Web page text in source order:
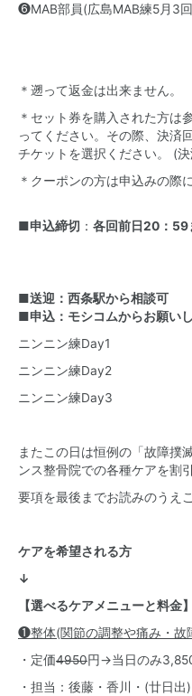
❻MAB部員(広島MAB練5月3
＊遡って返金は出来ません。
＊セット券を購入された方は
ってください。その際、決済
チケットを選択ください。 (
＊クーポンの方は申込みの際
■申込締切 ： 各回前日20：59
■送迎：西条駅から相談可
■申込： モシコムからお願い
ニンニン練Day1
ニンニン練Day2
ニンニン練Day3
またこの日は恒例の「故障撲
ンス整骨院での各種ケアを割
要項を最後までお読みのうえ
ケアを希望される方
↓
【選べるケアメニューと料金】
❶整体(関節の調整や痛み・故
・定価4950円→当日のみ
・担当：後藤・香川・(廿日出)